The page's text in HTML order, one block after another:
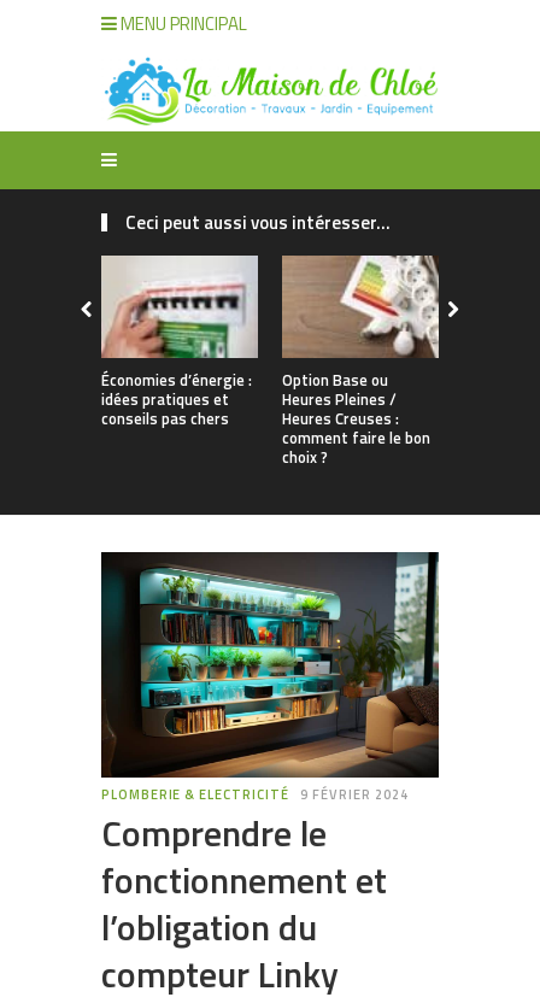
MENU PRINCIPAL
Ceci peut aussi vous intéresser...
Économies d’énergie :
idées pratiques et
conseils pas chers
Option Base ou
Heures Pleines /
Heures Creuses :
comment faire le bon
choix ?
PLOMBERIE & ELECTRICITÉ 9 FÉVRIER 2024
Comprendre le
fonctionnement et
l’obligation du
compteur Linky